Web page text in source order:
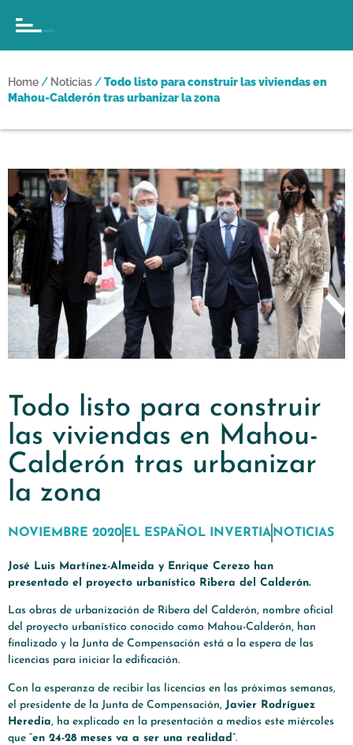
Home / Noticias /Todo listo para construir las viviendas en
Mahou-Calderón tras urbanizar la zona
Todo listo para construir
las viviendas en Mahou-
Calderón tras urbanizar
la zona
NOVIEMBRE 2020 EL ESPAÑOL INVERTIA NOTICIAS
José Luis Martínez-Almeida y Enrique Cerezo han
presentado el proyecto urbanístico Ribera del Calderón.
Las obras de urbanización de Ribera del Calderón, nombre oficial
del proyecto urbanístico conocido como Mahou-Calderón, han
finalizado y la Junta de Compensación está a la espera de las
licencias para iniciar la edificación.
Con la esperanza de recibir las licencias en las próximas semanas,
el presidente de la Junta de Compensación, Javier Rodríguez
Heredia, ha explicado en la presentación a medios este miércoles
que “en 24-28 meses va a ser una realidad ”.